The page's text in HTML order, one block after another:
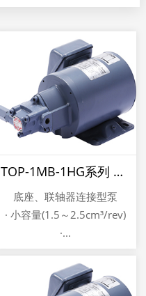
TOP-1MB-1HG系列 底座联轴器连接型NOP油泵
底座、联轴器连接型泵
· 小容量(1.5～2.5cm³/rev)
·...